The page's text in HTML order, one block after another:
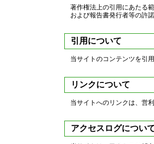
著作権法上の引用にあたる
および報告書発行者等の許
引用について
当サイトのコンテンツを引
リンクについて
当サイトへのリンクは、営
アクセスログについ